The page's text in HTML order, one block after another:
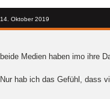
14. Oktober 2019
beide Medien haben imo ihre
Nur hab ich das Gefühl, dass